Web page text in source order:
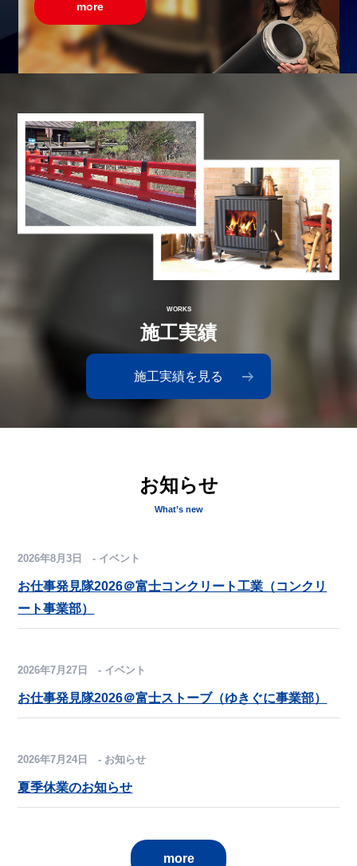
more
WORKS
施工実績
施工実績を見る
お知らせ
What’s new
2026年8月3日 - イベント
お仕事発見隊2026＠富士コンクリート工業（コンクリ
ート事業部）
2026年7月27日 - イベント
お仕事発見隊2026＠富士ストーブ（ゆきぐに事業部）
2026年7月24日 - お知らせ
夏季休業のお知らせ
more